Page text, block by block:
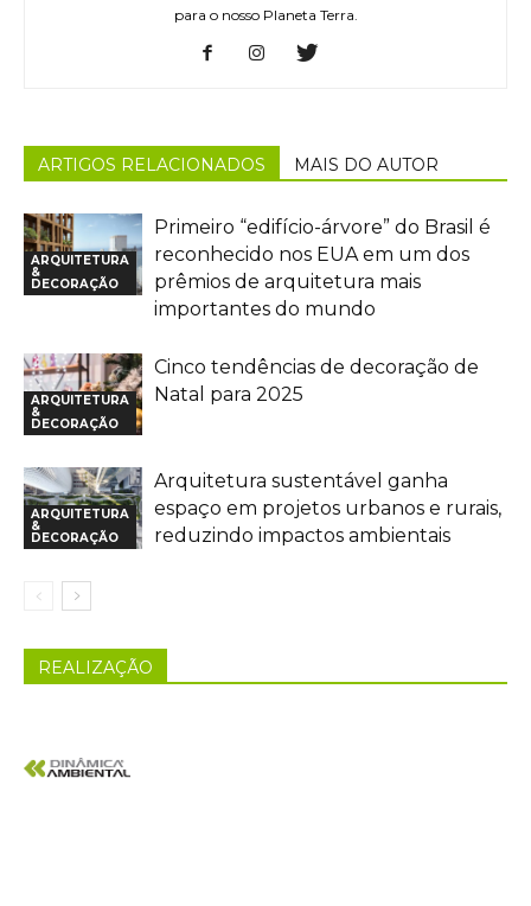
para o nosso Planeta Terra.
ARTIGOS RELACIONADOS MAIS DO AUTOR
ARQUITETURA
&
DECORAÇÃO
Primeiro “edifício-árvore” do Brasil é
reconhecido nos EUA em um dos
prêmios de arquitetura mais
importantes do mundo
ARQUITETURA
&
DECORAÇÃO
Cinco tendências de decoração de
Natal para 2025
ARQUITETURA
&
DECORAÇÃO
Arquitetura sustentável ganha
espaço em projetos urbanos e rurais,
reduzindo impactos ambientais
REALIZAÇÃO